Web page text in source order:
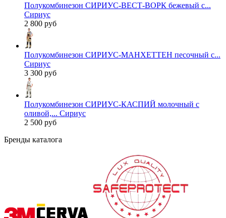
Полукомбинезон СИРИУС-ВЕСТ-ВОРК бежевый с...
Сириус
2 800 руб
Полукомбинезон СИРИУС-МАНХЕТТЕН песочный с...
Сириус
3 300 руб
Полукомбинезон СИРИУС-КАСПИЙ молочный с
оливой,... Сириус
2 500 руб
Бренды каталога